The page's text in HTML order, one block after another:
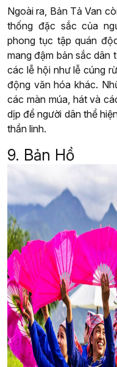
Ngoài ra, Bản Tả Van
thống đặc sắc của
phong tục tập quán
mang đậm bản sắc dân
các lễ hội như lễ cúng
động văn hóa khác.
các màn múa, hát và
dịp để người dân thể
thần linh.
9. Bản Hồ